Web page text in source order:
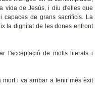
vida de Jesús, i diu d'elles que
capaces de grans sacrificis. La
la dignitat de les dones enfront
l'acceptació de molts literats i
mort i va arribar a tenir més èxit